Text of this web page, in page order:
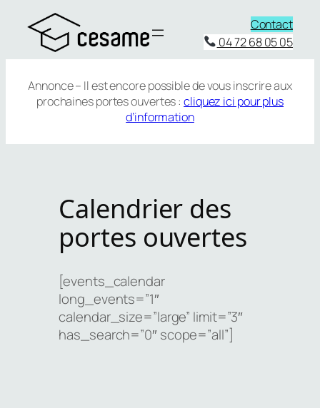
contenu
Contact
04 72 68 05 05
Annonce – Il est encore possible de vous inscrire aux
prochaines portes ouvertes :cliquez ici pour plus
d’information
Calendrier des
portes ouvertes
[events_calendar
long_events=”1″
calendar_size=”large” limit=”3″
has_search=”0″ scope=”all”]